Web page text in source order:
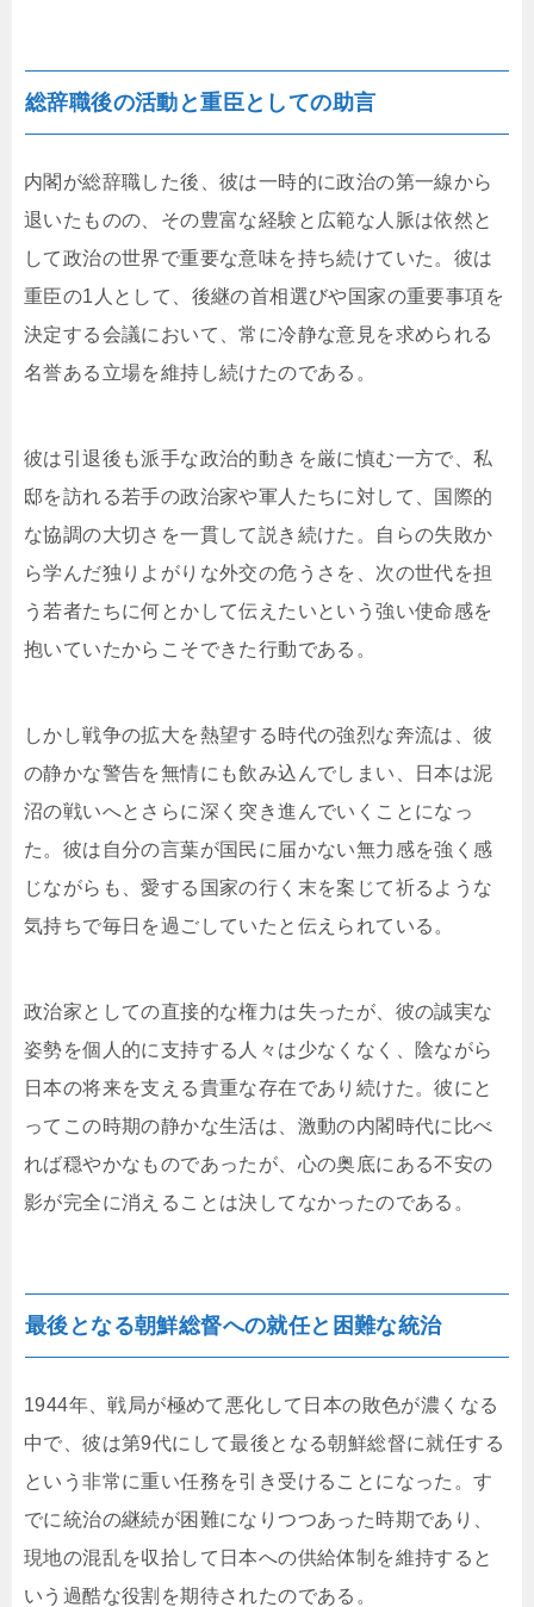
総辞職後の活動と重臣としての助言
内閣が総辞職した後、彼は一時的に政治の第一線から
退いたものの、その豊富な経験と広範な人脈は依然と
して政治の世界で重要な意味を持ち続けていた。彼は
重臣の1人として、後継の首相選びや国家の重要事項を
決定する会議において、常に冷静な意見を求められる
名誉ある立場を維持し続けたのである。
彼は引退後も派手な政治的動きを厳に慎む一方で、私
邸を訪れる若手の政治家や軍人たちに対して、国際的
な協調の大切さを一貫して説き続けた。自らの失敗か
ら学んだ独りよがりな外交の危うさを、次の世代を担
う若者たちに何とかして伝えたいという強い使命感を
抱いていたからこそできた行動である。
しかし戦争の拡大を熱望する時代の強烈な奔流は、彼
の静かな警告を無情にも飲み込んでしまい、日本は泥
沼の戦いへとさらに深く突き進んでいくことになっ
た。彼は自分の言葉が国民に届かない無力感を強く感
じながらも、愛する国家の行く末を案じて祈るような
気持ちで毎日を過ごしていたと伝えられている。
政治家としての直接的な権力は失ったが、彼の誠実な
姿勢を個人的に支持する人々は少なくなく、陰ながら
日本の将来を支える貴重な存在であり続けた。彼にと
ってこの時期の静かな生活は、激動の内閣時代に比べ
れば穏やかなものであったが、心の奥底にある不安の
影が完全に消えることは決してなかったのである。
最後となる朝鮮総督への就任と困難な統治
1944年、戦局が極めて悪化して日本の敗色が濃くなる
中で、彼は第9代にして最後となる朝鮮総督に就任する
という非常に重い任務を引き受けることになった。す
でに統治の継続が困難になりつつあった時期であり、
現地の混乱を収拾して日本への供給体制を維持すると
いう過酷な役割を期待されたのである。